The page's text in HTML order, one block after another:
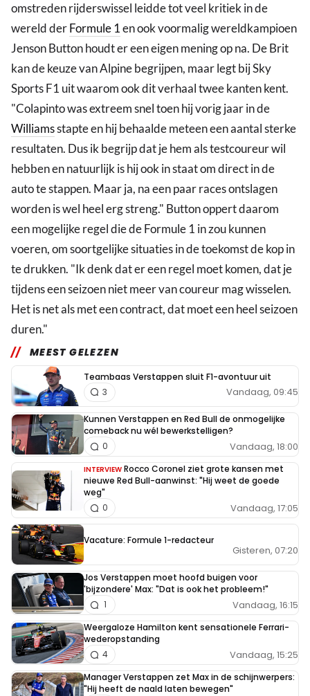
omstreden rijderswissel leidde tot veel kritiek in de
wereld derFormule 1en ook voormalig wereldkampioen
Jenson Button houdt er een eigen mening op na. De Brit
kan de keuze van Alpine begrijpen, maar legt bij Sky
Sports F1 uit waarom ook dit verhaal twee kanten kent.
"Colapinto was extreem snel toen hij vorig jaar in de
Williamsstapte en hij behaalde meteen een aantal sterke
resultaten. Dus ik begrijp dat je hem als testcoureur wil
hebben en natuurlijk is hij ook in staat om direct in de
auto te stappen. Maar ja, na een paar races ontslagen
worden is wel heel erg streng." Button oppert daarom
een mogelijke regel die de Formule 1 in zou kunnen
voeren, om soortgelijke situaties in de toekomst de kop in
te drukken. "Ik denk dat er een regel moet komen, dat je
tijdens een seizoen niet meer van coureur mag wisselen.
Het is net als met een contract, dat moet een heel seizoen
duren."
MEEST GELEZEN
Teambaas Verstappen sluit F1-avontuur uit
Vandaag, 09:45
3
Kunnen Verstappen en Red Bull de onmogelijke
comeback nu wél bewerkstelligen?
Vandaag, 18:00
0
INTERVIEW Rocco Coronel ziet grote kansen met
nieuwe Red Bull-aanwinst: "Hij weet de goede
weg"
Vandaag, 17:05
0
Vacature: Formule 1-redacteur
Gisteren, 07:20
Jos Verstappen moet hoofd buigen voor
'bijzondere' Max: "Dat is ook het probleem!"
Vandaag, 16:15
1
Weergaloze Hamilton kent sensationele Ferrari-
wederopstanding
Vandaag, 15:25
4
Manager Verstappen zet Max in de schijnwerpers:
"Hij heeft de naald laten bewegen"